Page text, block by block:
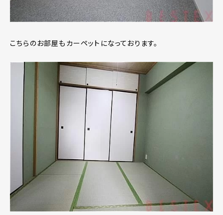
こちらのお部屋もカーペットになっております。